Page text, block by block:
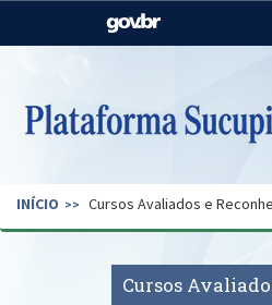
Casa Civil
Pecuária e Abastecimento
Secretaria de Governo
INÍCIO Cursos Avaliados e
Cursos